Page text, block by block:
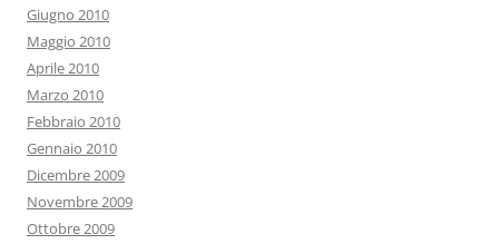
Giugno 2010
Maggio 2010
Aprile 2010
Marzo 2010
Febbraio 2010
Gennaio 2010
Dicembre 2009
Novembre 2009
Ottobre 2009